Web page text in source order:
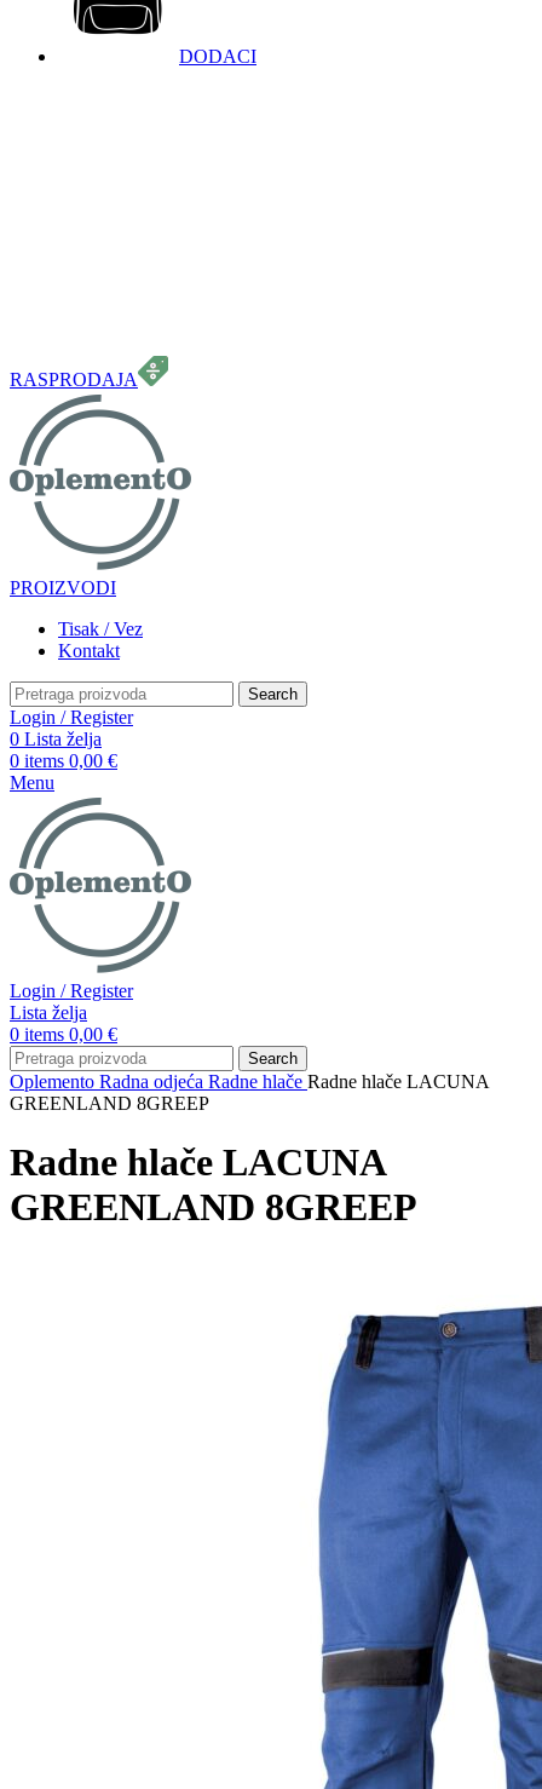
DODACI
RASPRODAJA
PROIZVODI
Tisak / Vez
Kontakt
Search
Login / Register
0 Lista želja
0 items 0,00 €
Menu
Login / Register
Lista želja
0 items 0,00 €
Search
Oplemento Radna odjeća Radne hlače Radne hlače LACUNA
GREENLAND 8GREEP
Radne hlače LACUNA
GREENLAND 8GREEP